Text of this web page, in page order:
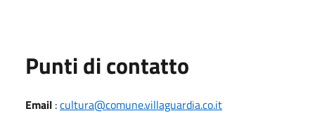
Punti di contatto
Email :cultura@comune.villaguardia.co.it